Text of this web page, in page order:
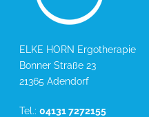
ELKE HORN Ergotherapie
Bonner Straße 23
21365 Adendorf
Tel.:04131 7272155